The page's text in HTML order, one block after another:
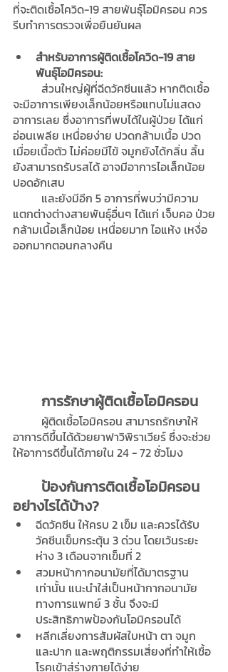
ที่จะติดเชื้อโควิด-19 สายพันธุ์โอมิครอน ควร
รีบทำการตรวจเพื่อยืนยันผล
สำหรับอาการผู้ติดเชื้อโควิด-19 สาย
พันธุ์โอมิครอน:
จะมีอาการเพียงเล็กน้อยหรือแทบไม่แสดง
อาการเลย ซึ่งอาการที่พบได้ในผู้ป่วย ได้แก่
อ่อนเพลีย เหนื่อยง่าย ปวดกล้ามเนื้อ ปวด
เมื่อยเนื้อตัว ไม่ค่อยมีไข้ จมูกยังได้กลิ่น ลิ้น
ยังสามารถรับรสได้ อาจมีอาการไอเล็กน้อย
ปอดอักเสบ
แตกต่างต่างสายพันธุ์อื่นๆ ได้แก่ เจ็บคอ ป่วย
กล้ามเนื้อเล็กน้อย เหนื่อยมาก ไอแห้ง เหงื่อ
ออกมากตอนกลางคืน
การรักษาผู้ติดเชื้อโอมิครอน
อาการดีขึ้นได้ด้วยยาฟาวิพิราเวียร์ ซึ่งจะช่วย
ให้อาการดีขึ้นได้ภายใน 24 - 72 ชั่วโมง
ป้องกันการติดเชื้อโอมิครอน
อย่างไรได้บ้าง?
ฉีดวัคซีน ให้ครบ 2 เข็ม และควรได้รับ
วัคซีนเข็มกระตุ้น 3 ด่วน โดยเว้นระยะ
ห่าง 3 เดือนจากเข็มที่ 2
สวมหน้ากากอนามัยที่ได้มาตรฐาน
เท่านั้น แนะนำใส่เป็นหน้ากากอนามัย
ทางการแพทย์ 3 ชั้น จึงจะมี
ประสิทธิภาพป้องกันโอมิครอนได้
หลีกเลี่ยงการสัมผัสใบหน้า ตา จมูก
และปาก และพฤติกรรมเสี่ยงที่ทำให้เชื้อ
โรคเข้าสู่ร่างกายได้ง่าย